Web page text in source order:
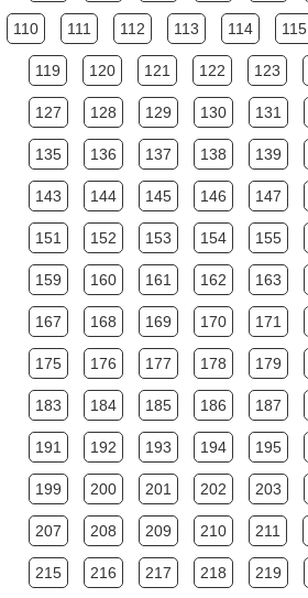
110 111 112 113 114 115
119 120 121 122 123
127 128 129 130 131
135 136 137 138 139
143 144 145 146 147
151 152 153 154 155
159 160 161 162 163
167 168 169 170 171
175 176 177 178 179
183 184 185 186 187
191 192 193 194 195
199 200 201 202 203
207 208 209 210 211
215 216 217 218 219